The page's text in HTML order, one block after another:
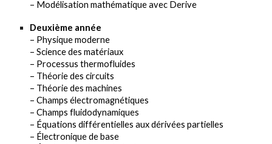
– Modélisation mathématique avec Derive
Deuxième année
– Physique moderne
– Science des matériaux
– Processus thermofluides
– Théorie des circuits
– Théorie des machines
– Champs électromagnétiques
– Champs fluidodynamiques
– Équations différentielles aux dérivées partielles
– Électronique de base